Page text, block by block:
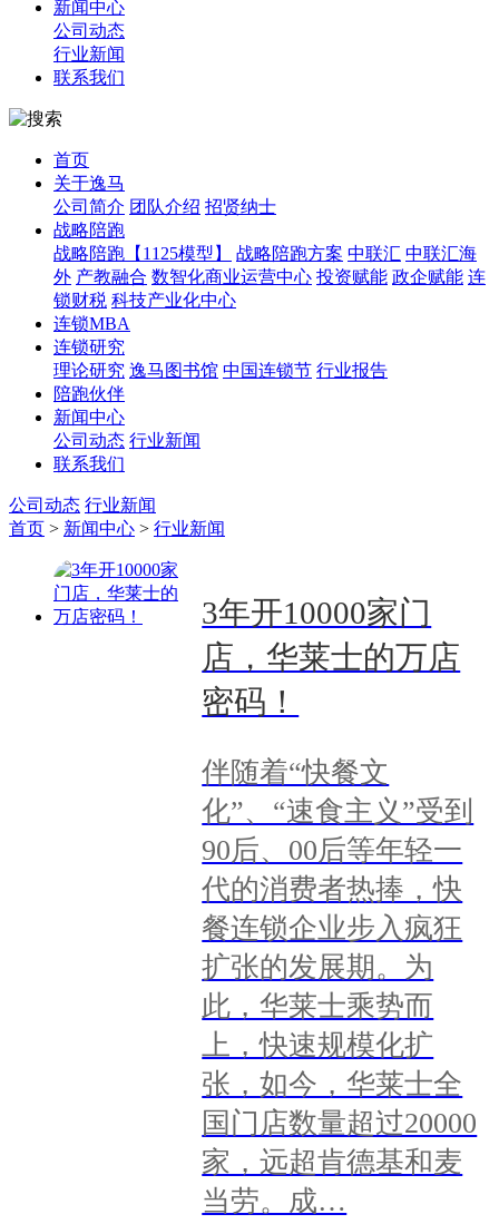
新闻中心
公司动态
行业新闻
联系我们
首页
关于逸马
公司简介 团队介绍 招贤纳士
战略陪跑
战略陪跑【1125模型】
战略陪跑方案 中联汇 中联汇海
外 产教融合 数智化商业运营中心 投资赋能 政企赋能 连
锁财税 科技产业化中心
连锁MBA
连锁研究
理论研究 逸马图书馆 中国连锁节 行业报告
陪跑伙伴
新闻中心
公司动态 行业新闻
联系我们
公司动态 行业新闻
首页 > 新闻中心 > 行业新闻
3年开10000家门
店，华莱士的万店
密码！
伴随着“快餐文
化”、“速食主义”受到
90后、00后等年轻一
代的消费者热捧，快
餐连锁企业步入疯狂
扩张的发展期。为
此，华莱士乘势而
上，快速规模化扩
张，如今，华莱士全
国门店数量超过20000
家，远超肯德基和麦
当劳。成…